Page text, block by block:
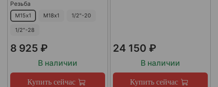
Резьба
М15х1 М18х1 1/2"-20
1/2"-28
8 925 ₽
В наличии
Купить сейчас
24 150 ₽
В наличии
Купить сейчас